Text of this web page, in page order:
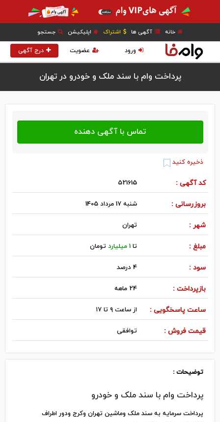
خانه آگهی ها اشتراک اپلیکیشن جستجو
درج آگهی عضویت ورود
پرداخت وام با سند ملک و خودرو در تهران
ذخیره کنید
کد آگهی : 521615
بروزرسانی : شنبه 17 مرداد 1405
شهر : تهران
مبلغ : تا1 میلیارد تومان
سود : 4 درصد
بازپرداخت : 24 ماهه
ساعت پاسخگویی : از ساعت ۹ تا ۱۷
قیمت فروش : توافقی
توضیحات :
پرداخت وام با سند ملک و خودرو
پرداخت سرمایه به سند ملک وماشین تهران وکرج ودور اطراف